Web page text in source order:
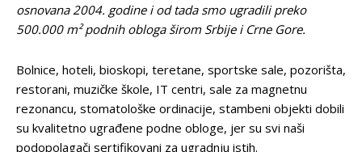
osnovana 2004. godine i od tada smo ugradili preko
500.000 m² podnih obloga širom Srbije i Crne Gore.
Bolnice, hoteli, bioskopi, teretane, sportske sale, pozorišta,
restorani, muzičke škole, IT centri, sale za magnetnu
rezonancu, stomatološke ordinacije, stambeni objekti dobili
su kvalitetno ugrađene podne obloge, jer su svi naši
podopolagači sertifikovani za ugradnju istih.